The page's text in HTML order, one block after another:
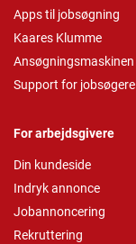
Apps til jobsøgning
Kaares Klumme
Ansøgningsmaskinen
Support for jobsøgere
For arbejdsgivere
Din kundeside
Indryk annonce
Jobannoncering
Rekruttering